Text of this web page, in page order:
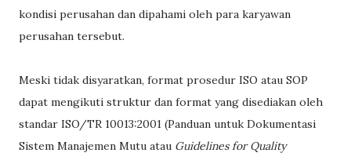
kondisi perusahan dan dipahami oleh para karyawan
perusahan tersebut.
Meski tidak disyaratkan, format prosedur ISO atau SOP
dapat mengikuti struktur dan format yang disediakan oleh
standar ISO/TR 10013:2001 (Panduan untuk Dokumentasi
Sistem Manajemen Mutu atau Guidelines for Quality